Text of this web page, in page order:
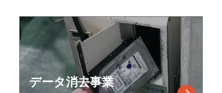
データ消去事業